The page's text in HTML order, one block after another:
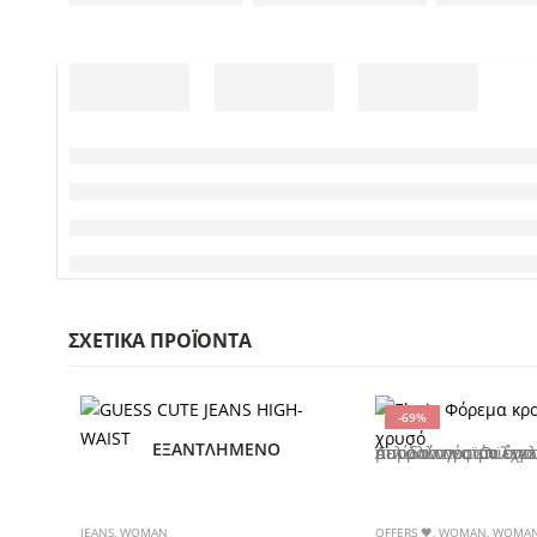
ΣΧΕΤΙΚΆ ΠΡΟΪΌΝΤΑ
ΕΞΑΝΤΛΗΜΈΝΟ
JEANS,WOMAN
-69%
Αυτό το προϊόν έχει πολλαπλές παραλλαγές. Οι επιλογές μπορούν να επιλεγούν στη σελίδα του
OFFERS 🖤,WOMAN,